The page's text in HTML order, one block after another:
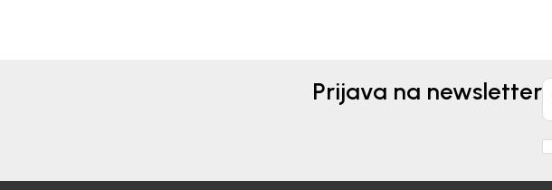
Prijava na newsletter